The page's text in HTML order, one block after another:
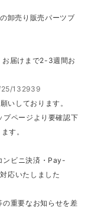
卸売り販売パーツブ
お届けまで2-3週間お
132939
いしております。
ページより要確認下
す。
ンビニ決済・Pay-
応いたしました
重要なお知らせを差